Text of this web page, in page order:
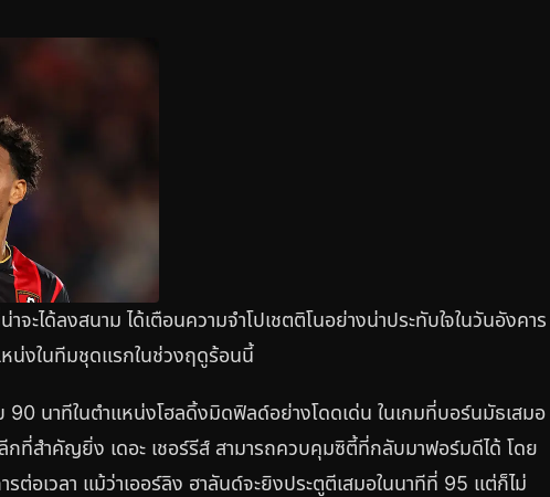
ะได้ลงสนาม ได้เตือนความจำโปเชตติโนอย่างน่าประทับใจในวันอังคาร
น่งในทีมชุดแรกในช่วงฤดูร้อนนี้
90 นาทีในตำแหน่งโฮลดิ้งมิดฟิลด์อย่างโดดเด่น ในเกมที่บอร์นมัธเสมอ
กที่สำคัญยิ่ง เดอะ เชอร์รีส์ สามารถควบคุมซิตี้ที่กลับมาฟอร์มดีได้ โดย
ต่อเวลา แม้ว่าเออร์ลิง ฮาลันด์จะยิงประตูตีเสมอในนาทีที่ 95 แต่ก็ไม่